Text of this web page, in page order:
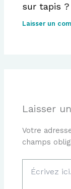
sur tapis ?
Laisser un
Laisser
Votre
champs
ici…